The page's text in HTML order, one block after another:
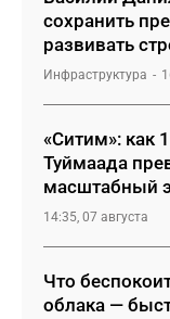
сохранить
развивать
Инфраструктура
«Ситим»: как
Туймаада
масштабный
14:35, 07 августа
Что
облака —